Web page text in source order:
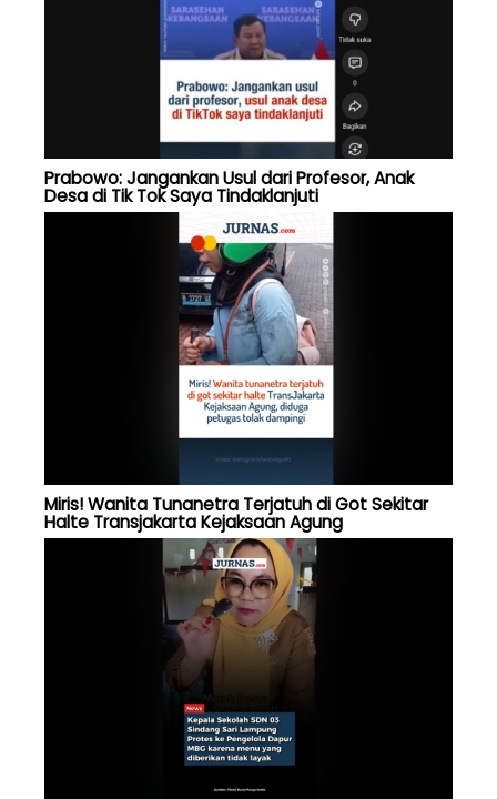
Prabowo: Jangankan Usul dari Profesor, Anak
Desa di Tik Tok Saya Tindaklanjuti
Miris! Wanita Tunanetra Terjatuh di Got Sekitar
Halte Transjakarta Kejaksaan Agung